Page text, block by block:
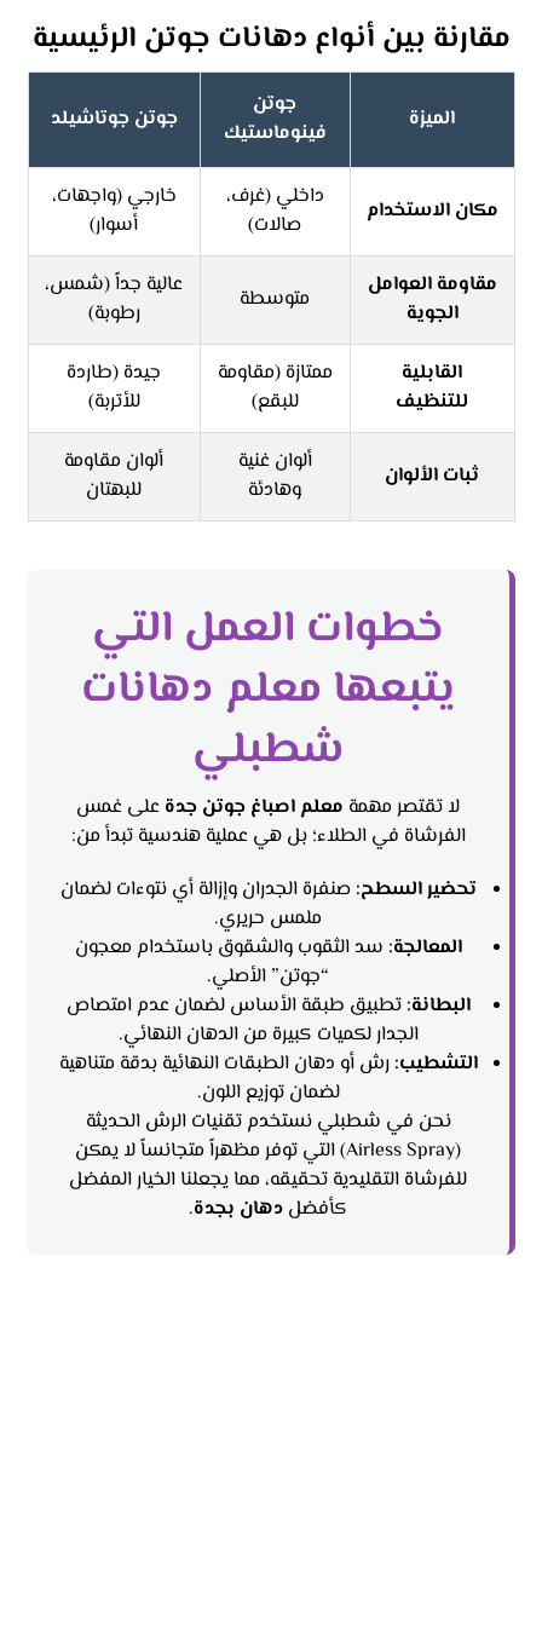
مقارنة بين أنواع دهانات جوتن الرئيسية
الميزة
جوتن
فينوماستيك
جوتن جوتاشيلد
مكان الاستخدام
داخلي (غرف،
صالات)
خارجي (واجهات،
أسوار)
مقاومة العوامل
الجوية
متوسطة
عالية جداً (شمس،
رطوبة)
القابلية
للتنظيف
ممتازة (مقاومة
للبقع)
جيدة (طاردة
للأتربة)
ثبات الألوان
ألوان غنية
وهادئة
ألوان مقاومة
للبهتان
خطوات العمل التي
يتبعها معلم دهانات
شطبلي
لا تقتصر مهمة معلم اصباغ جوتن جدة على غمس
الفرشاة في الطلاء؛ بل هي عملية هندسية تبدأ من:
تحضير السطح: صنفرة الجدران وإزالة أي نتوءات لضمان
ملمس حريري.
المعالجة: سد الثقوب والشقوق باستخدام معجون
“جوتن” الأصلي.
البطانة: تطبيق طبقة الأساس لضمان عدم امتصاص
الجدار لكميات كبيرة من الدهان النهائي.
التشطيب: رش أو دهان الطبقات النهائية بدقة متناهية
لضمان توزيع اللون.
نحن في شطبلي نستخدم تقنيات الرش الحديثة
(Airless Spray) التي توفر مظهراً متجانساً لا يمكن
للفرشاة التقليدية تحقيقه، مما يجعلنا الخيار المفضل
كأفضل دهان بجدة.